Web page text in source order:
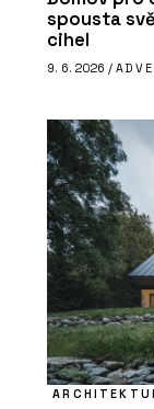
spousta
cihel
9. 6. 2026 /